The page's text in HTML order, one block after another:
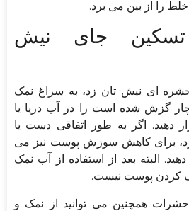
را از بین می برد.
جای نیش
حشره ای نیش تان زد، به سراغ نمک
گزش شده است را در آب دریا یا
اگر به طور اتفاقی دست یا
کرد، برای کاهش سوزش پوست نیز می
دهید. البته بعد از استفاده از آب نمک
کردن پوست نیست.
همچنین می توانید از نمک و